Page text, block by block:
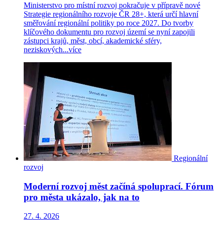
Ministerstvo pro místní rozvoj pokračuje v přípravě nové
Strategie regionálního rozvoje ČR 28+, která určí hlavní
směřování regionální politiky po roce 2027. Do tvorby
klíčového dokumentu pro rozvoj území se nyní zapojili
zástupci krajů, měst, obcí, akademické sféry,
neziskových...více
Regionální
rozvoj
Moderní rozvoj měst začíná spoluprací. Fórum
pro města ukázalo, jak na to
27. 4. 2026